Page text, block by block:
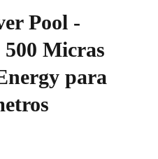
Pool -
Micras
para